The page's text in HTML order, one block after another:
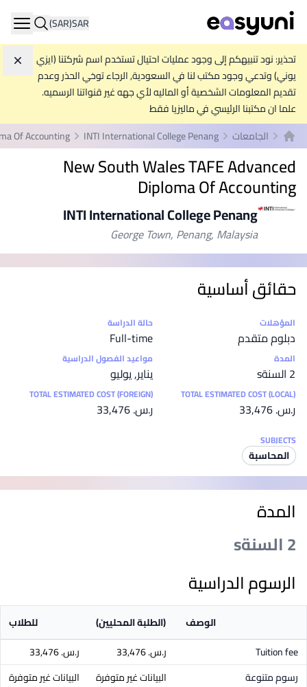
SAR
(SAR)
تحذير: نود تنبيهكم إلى وجود عمليات احتيال تستخدم اسم شركتنا (ايزي
يوني) وتدعي وجود مكتب لنا في السعودية, الرجاء توخي الحذر وعدم
تقديم المعلومات الشخصية أو الماليه لأي جهه غير قنواتنا الرسميه.
علما ان مكتبنا الرئيسي في ماليزيا فقط
الصفحة الرئيسية
الجامعات INTI International College Penang
Of Accounting
New South Wales TAFE Advanced
Diploma Of Accounting
INTI International College Penang
George Town, Penang, Malaysia
حقائق أساسية
إحصائيات
المؤهلات
دبلوم متقدم
حالة الدراسة
Full-time
المدة
2 السنةs
مواعيد الفصول الدراسية
يناير, يوليو
TOTAL ESTIMATED COST (LOCAL)
ر.س.‏ 33,476
TOTAL ESTIMATED COST (FOREIGN)
ر.س.‏ 33,476
SUBJECTS
المحاسبة
المدة
2 السنةs
الرسوم الدراسية
الوصف (الطلبة المحليين)
للطلاب
Tuition fee
ر.س.‏ 33,476
ر.س.‏ 33,476
رسوم متنوعة
البيانات غير متوفرة البيانات غير متوفرة